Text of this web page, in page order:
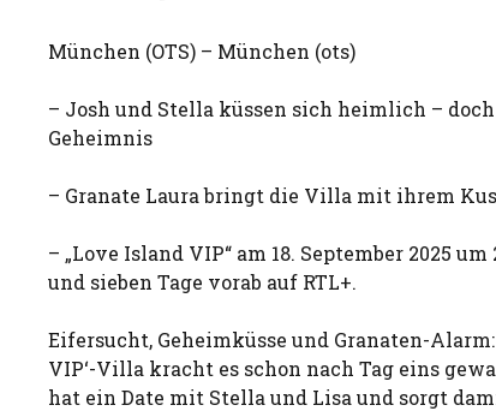
München (OTS) – München (ots)
– Josh und Stella küssen sich heimlich –
Geheimnis
– Granate Laura bringt die Villa mit ihrem
– „Love Island VIP“ am 18. September 2025 um
und sieben Tage vorab auf RTL+.
Eifersucht, Geheimküsse und Granaten-
VIP‘-Villa kracht es schon nach Tag eins
hat ein Date mit Stella und Lisa und sorgt